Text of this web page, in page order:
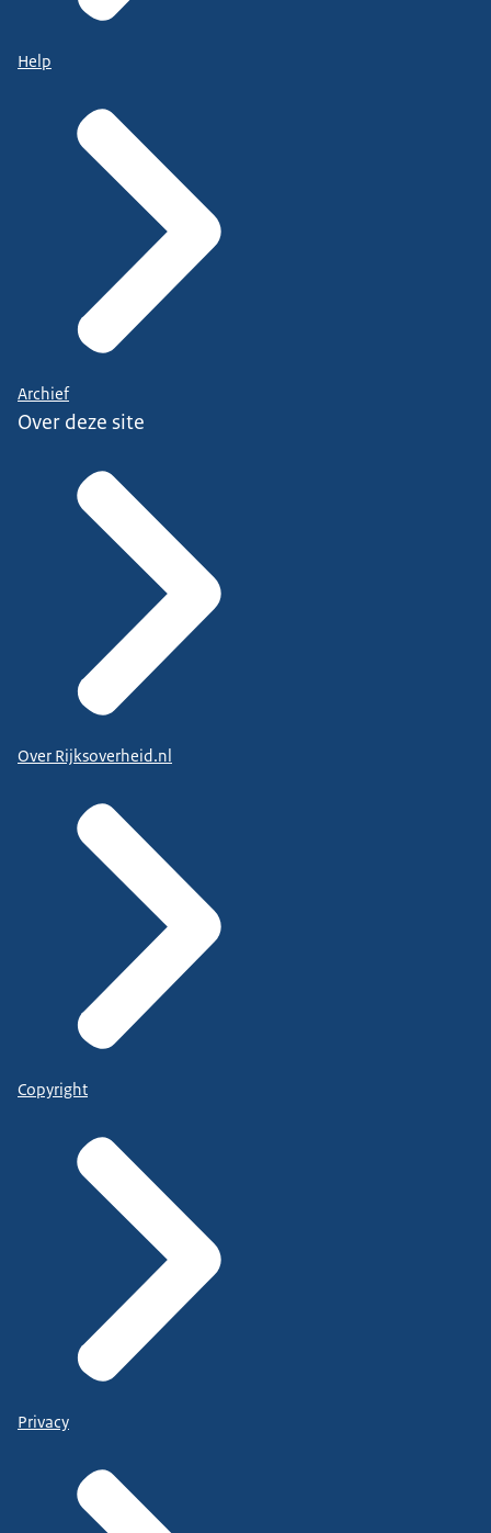
Help
Archief
Over deze site
Over Rijksoverheid.nl
Copyright
Privacy